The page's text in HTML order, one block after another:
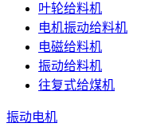
叶轮给料机
电机振动给料机
电磁给料机
振动给料机
往复式给煤机
振动电机